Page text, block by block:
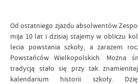
Od ostatniego zjazdu absolwentów
mija 10 lat i dzisiaj stajemy w obliczu
lecia powstania szkoły, a zarazem
Powstańców Wielkopolskich. Można
tradycją stało się przy tak
kalendarium historii szkoły.